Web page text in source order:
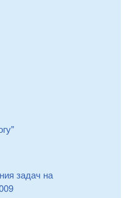
задач на